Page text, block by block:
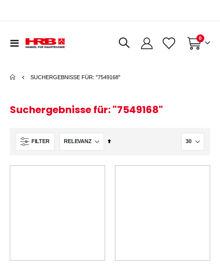
Navigation
Warenkorb
0
SUCHERGEBNISSE FÜR: "7549168"
Suchergebnisse für: "7549168"
FILTER
In